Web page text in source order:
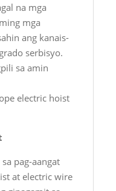
na mga
mga
ang kanais-
serbisyo.
sa amin
electric hoist
pag-aangat
at electric wire